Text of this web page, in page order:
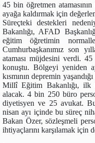
45 bin öğretmen
ayağa kaldırmak için
Süreçteki destekleri
Bakanlığı, AFAD
eğitim öğretimin
Cumhurbaşkanımız son
ataması müjdesini verdi.
konuştu. Bölgeyi yeniden
kısmının depremin
Millî Eğitim Bakanlığı, ilk
alacak. 4 bin 250 büro
diyetisyen ve 25 avukat.
nisan ayı içinde bu süreç
Bakan Özer, sözleşmeli
ihtiyaçlarını karşılamak için